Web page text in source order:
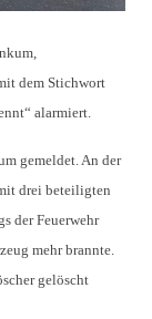
dem Stichwort
alarmiert.
gemeldet. An der
drei beteiligten
der Feuerwehr
mehr brannte.
gelöscht